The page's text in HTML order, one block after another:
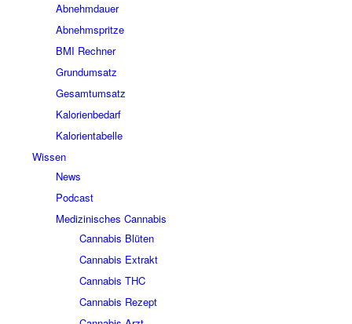
Abnehmdauer
Abnehmspritze
BMI Rechner
Grundumsatz
Gesamtumsatz
Kalorienbedarf
Kalorientabelle
Wissen
News
Podcast
Medizinisches Cannabis
Cannabis Blüten
Cannabis Extrakt
Cannabis THC
Cannabis Rezept